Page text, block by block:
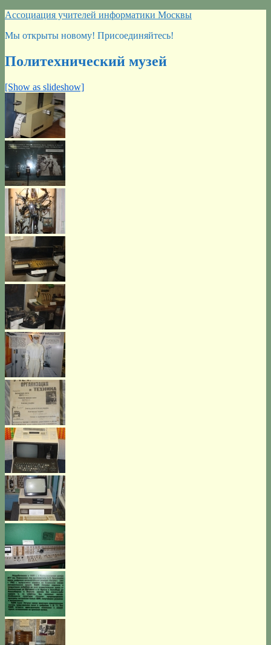
Перейти
содержимому
Ассоциация учителей информатики Москвы
Мы открыты новому! Присоединяйтесь!
Политехнический музей
[Show as slideshow]